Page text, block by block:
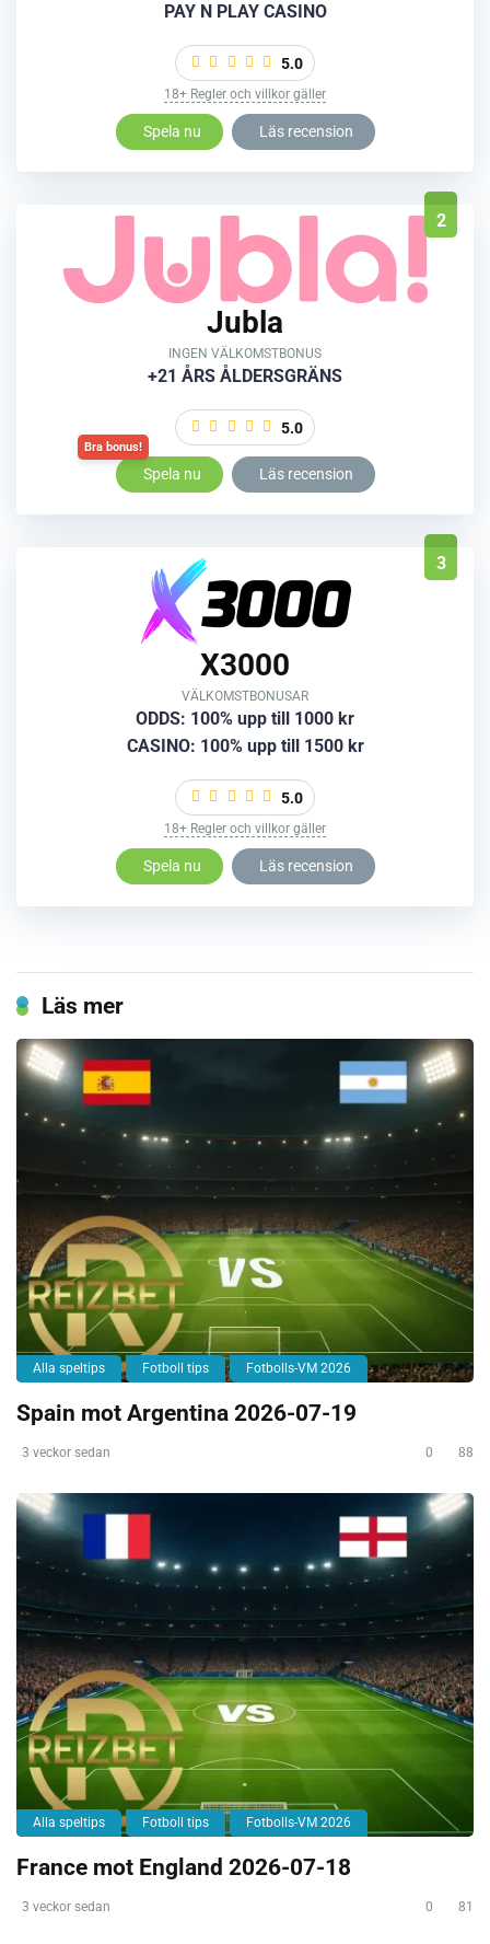
PAY N PLAY CASINO
5.0
18+ Regler och villkor gäller
Spela nu Läs recension
2
Jubla
INGEN VÄLKOMSTBONUS
+21 ÅRS ÅLDERSGRÄNS
5.0
Spela nu Läs recension
3
X3000
VÄLKOMSTBONUSAR
ODDS: 100% upp till 1000 kr
CASINO: 100% upp till 1500 kr
5.0
18+ Regler och villkor gäller
Spela nu Läs recension
Läs mer
Alla speltips Fotboll tips Fotbolls-VM 2026
Spain mot Argentina 2026-07-19
3 veckor sedan 0 88
Alla speltips Fotboll tips Fotbolls-VM 2026
France mot England 2026-07-18
3 veckor sedan 0 81